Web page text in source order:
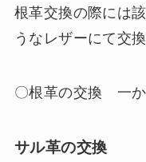
根革交換の際には
うなレザーにて交
〇根革の交換 一
サル革の交換